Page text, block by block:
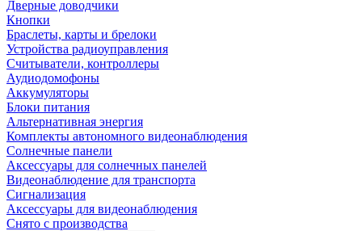
Дверные доводчики
Кнопки
Браслеты, карты и брелоки
Устройства радиоуправления
Считыватели, контроллеры
Аудиодомофоны
Аккумуляторы
Блоки питания
Альтернативная энергия
Комплекты автономного видеонаблюдения
Солнечные панели
Аксессуары для солнечных панелей
Видеонаблюдение для транспорта
Сигнализация
Аксессуары для видеонаблюдения
Снято с производства